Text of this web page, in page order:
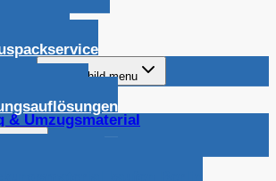
Toggle child menu
& Umzugsmaterial